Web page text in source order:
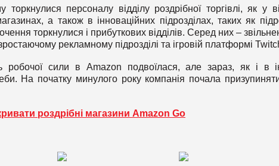
персоналу відділу роздрібної торгівлі, як у
а також в інноваційних підрозділах, таких як
торкнулися і прибуткових відділів. Серед них –
рекламному підрозділі та ігровій платформі
робочої сили в Amazon подвоїлася, але зараз, як і в
На початку минулого року компанія почала
роздрібні магазини Amazon Go